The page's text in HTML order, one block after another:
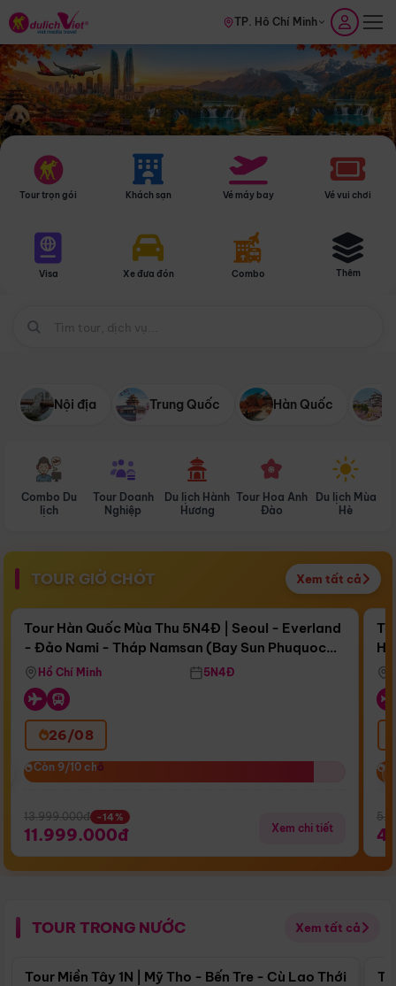
TP. Hồ Chí Minh
Tour trọn gói Khách sạn Vé máy bay Vé vui chơi
Visa Xe đưa đón Combo Thêm
Nội địa Trung Quốc Hàn Quốc
Combo Du
lịch
Tour Doanh
Nghiệp
Du lịch Hành
Hương
Tour Hoa Anh
Đào
Du lịch Mùa
Hè
TOUR GIỜ CHÓT Xem tất cả
Còn16 ngày 17:14:20
Bay Sun Phuquoc Airways
Điểm nổi bật
Tour Hàn Quốc Mùa Thu 5N4Đ | Seoul - Everland
- Đảo Nami - Tháp Namsan (Bay Sun Phuquoc
Airways)
Hồ Chí Minh 5N4Đ
26/08
Còn 9/10 chỗ
Còn 9/10 chỗ
13.999.000đ -14%
11.999.000đ Xem chi tiết
TOUR TRONG NƯỚC Xem tất cả
Điểm nổi bật
Tour Miền Tây 1N | Mỹ Tho - Bến Tre - Cù Lao Thới